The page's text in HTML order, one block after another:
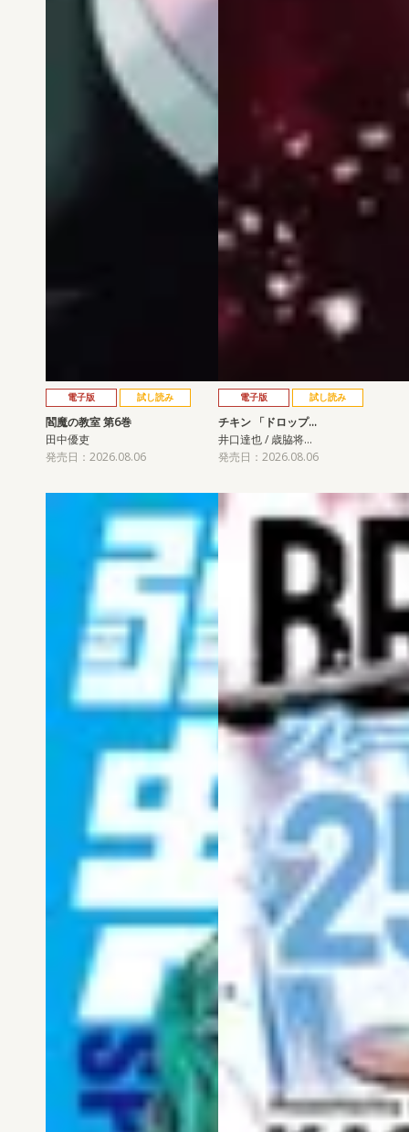
電子版 試し読み
閻魔の教室 第6巻
田中優吏
発売日：2026.08.06
電子版 試し読み
チキン 「ドロップ…
井口達也 / 歳脇将…
発売日：2026.08.06